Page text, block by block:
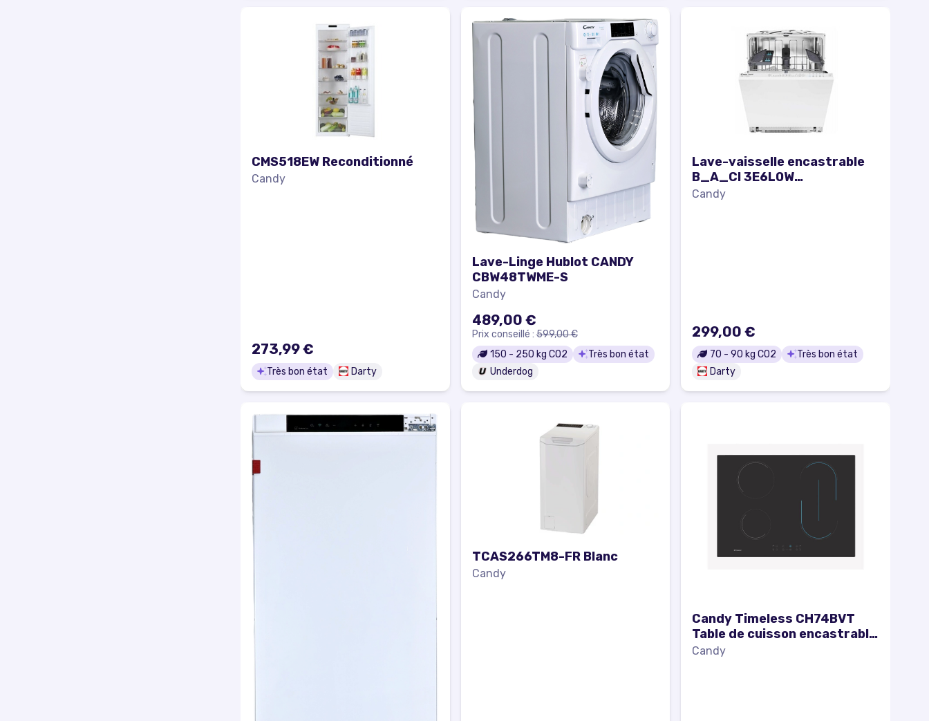
CMS518EW Reconditionné
Candy
273,99 €
Très bon état Darty
Lave-Linge Hublot CANDY
CBW48TWME-S
Candy
489,00 €
Prix conseillé : 599,00 €
150 - 250 kg CO2
Très bon état
Underdog
Lave-vaisselle encastrable
B_A_CI 3E6L0W
reconditionné
Candy
299,00 €
70 -90 kg CO2
Très bon état
Darty
TCAS266TM8-FR Blanc
Candy
Candy Timeless CH74BVT
Table de cuisson encastrable
en céramique 4 feux Noir -
Candy